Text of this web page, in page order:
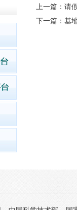
上一篇： 请
下一篇： 基